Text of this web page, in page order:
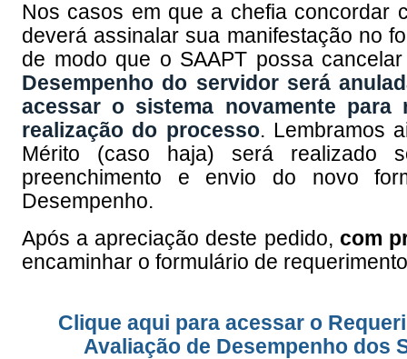
Nos casos em que a chefia concordar
deverá assinalar sua manifestação no
de modo que o SAAPT possa
Desempenho do servidor será
acessar o sistema novamente
realização do processo. Lembramos
Mérito (caso haja) será realizado
preenchimento e envio do novo
Desempenho.
Após a apreciação deste pedido, com
encaminhar o formulário de
Clique aqui para acessar o
Avaliação de Desempenho dos